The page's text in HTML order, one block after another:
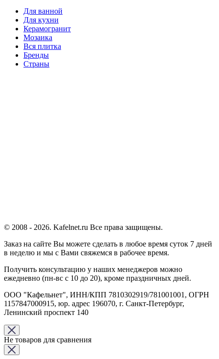
Для ванной
Для кухни
Керамогранит
Мозаика
Вся плитка
Бренды
Страны
© 2008 - 2026. Kafelnet.ru Все права защищены.
Заказ на сайте Вы можете сделать в любое время суток 7 дней
в неделю и мы с Вами свяжемся в рабочее время.
Получить консультацию у наших менеджеров можно
ежедневно (пн-вс с 10 до 20), кроме праздничных дней.
ООО "Кафельнет", ИНН/КПП 7810302919/781001001, ОГРН
1157847000915, юр. адрес 196070, г. Санкт-Петербург,
Ленинский проспект 140
Не товаров для сравнения